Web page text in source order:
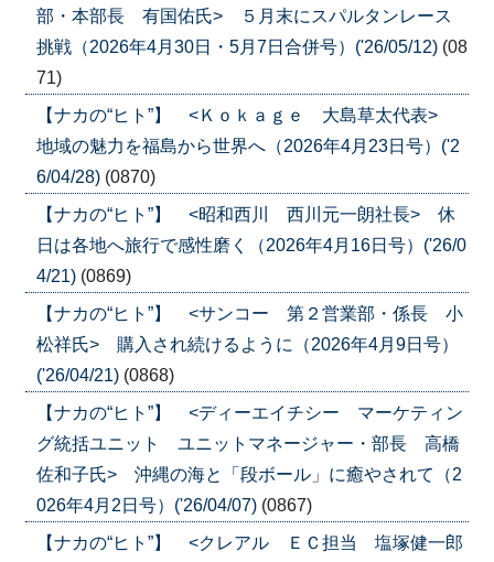
部・本部長 有国佑氏> ５月末にスパルタンレース
挑戦（2026年4月30日・5月7日合併号）('26/05/12) (08
71)
【ナカの“ヒト”】 <Ｋｏｋａｇｅ 大島草太代表>
地域の魅力を福島から世界へ（2026年4月23日号）('2
6/04/28) (0870)
【ナカの“ヒト”】 <昭和西川 西川元一朗社長> 休
日は各地へ旅行で感性磨く（2026年4月16日号）('26/0
4/21) (0869)
【ナカの“ヒト”】 <サンコー 第２営業部・係長 小
松祥氏> 購入され続けるように（2026年4月9日号）
('26/04/21) (0868)
【ナカの“ヒト”】 <ディーエイチシー マーケティン
グ統括ユニット ユニットマネージャー・部長 高橋
佐和子氏> 沖縄の海と「段ボール」に癒やされて（2
026年4月2日号）('26/04/07) (0867)
【ナカの“ヒト”】 <クレアル ＥＣ担当 塩塚健一郎